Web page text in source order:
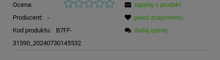
Ocena:
Producent:
-
Kod produktu:
B7FF-
31590_20240730145532
zapytaj o produkt
poleć znajomemu
dodaj opinię